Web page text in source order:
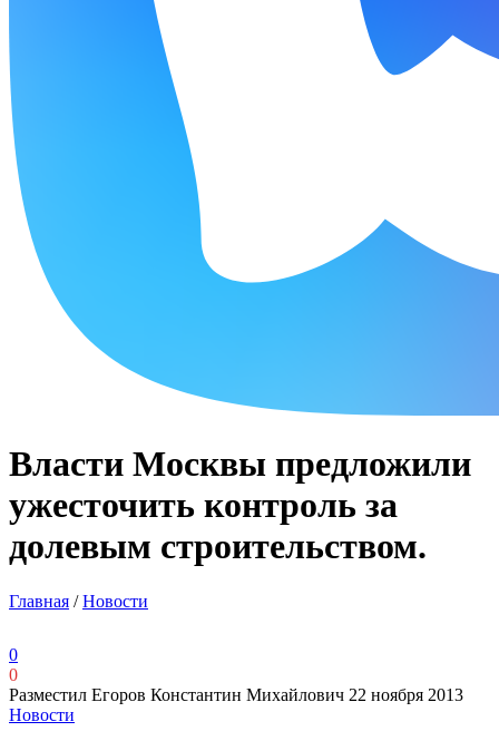
Власти Москвы предложили
ужесточить контроль за
долевым строительством.
Главная /Новости
0
0
Разместил Егоров Константин Михайлович 22 ноября 2013
Новости